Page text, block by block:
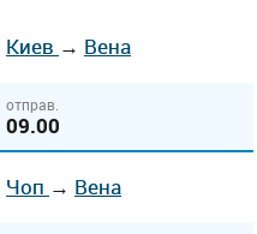
Киев → Вена
отправ.
09.00
Чоп → Вена